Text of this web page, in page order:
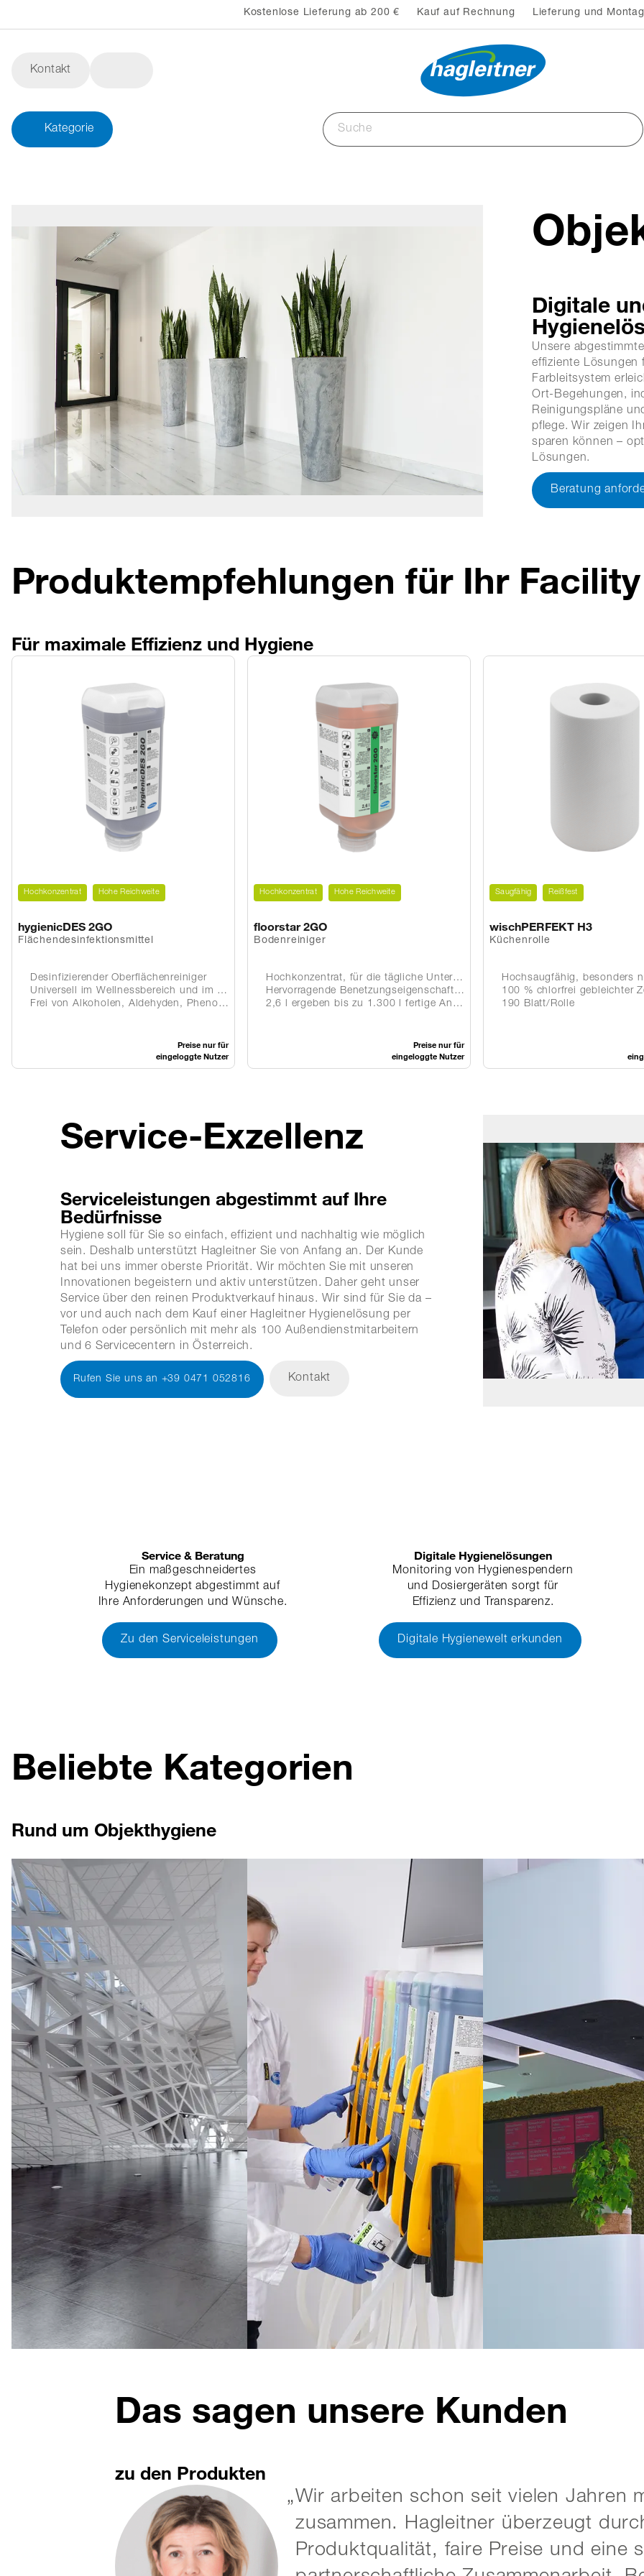
Kostenlose Lieferung ab 200 € Kauf auf Rechnung Lieferung und
Kontakt
Kategorie
Digitale
Unsere
effiziente Lösungen
Farbleitsystem
Ort-Begehungen,
Reinigungspläne
pflege. Wir zeigen
sparen können –
Lösungen.
Beratung
Produktempfehlungen für Ihr
Für maximale Effizienz und Hygiene
Hochkonzentrat Hohe Reichweite
hygienicDES 2GO
Flächendesinfektionsmittel
Desinfizierender Oberflächenreiniger
Universell im Wellnessbereich und im Gesundheitswesen einsetzbar
Frei von Alkoholen, Aldehyden, Phenolen und Parfüm
Preise nur für
eingeloggte Nutzer
Hochkonzentrat Hohe Reichweite
floorstar 2GO
Bodenreiniger
Hochkonzentrat, für die tägliche Unterhaltsreinigung
Hervorragende Benetzungseigenschaft – für empfindliche Böden
2,6 l ergeben bis zu 1.300 l fertige Anwendungslösung
Preise nur für
eingeloggte Nutzer
Saugfähig Reißfest
wischPERFEKT H3
Küchenrolle
Hochsaugfähig, besonders
100 % chlorfrei gebleichter
190 Blatt/Rolle
Service-Exzellenz
Serviceleistungen abgestimmt auf Ihre
Bedürfnisse
Hygiene soll für Sie so einfach, effizient und nachhaltig wie möglich
sein. Deshalb unterstützt Hagleitner Sie von Anfang an. Der Kunde
hat bei uns immer oberste Priorität. Wir möchten Sie mit unseren
Innovationen begeistern und aktiv unterstützen. Daher geht unser
Service über den reinen Produktverkauf hinaus. Wir sind für Sie da –
vor und auch nach dem Kauf einer Hagleitner Hygienelösung per
Telefon oder persönlich mit mehr als 100 Außendienstmitarbeitern
und 6 Servicecentern in Österreich.
Rufen Sie uns an +39 0471 052816 Kontakt
Service & Beratung
Ein maßgeschneidertes
Hygienekonzept abgestimmt auf
Ihre Anforderungen und Wünsche.
Zu den Serviceleistungen
Digitale Hygienelösungen
Monitoring von Hygienespendern
und Dosiergeräten sorgt für
Effizienz und Transparenz.
Digitale Hygienewelt erkunden
Beliebte Kategorien
Rund um Objekthygiene
Das sagen unsere Kunden
zu den Produkten
Wir arbeiten schon seit vielen Jahren
zusammen. Hagleitner überzeugt
Produktqualität, faire Preise und eine